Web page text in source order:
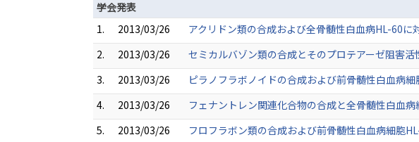
学会発表
1.
2013/03/26
アクリドン類の合成および全骨髄性白血病HL-60
2.
2013/03/26
セミカルバゾン類の合成とそのプロテアーゼ阻害
3.
2013/03/26
ピラノフラボノイドの合成および前骨髄性白血病
4.
2013/03/26
フェナントレン関連化合物の合成と全骨髄性白血
5.
2013/03/26
フロフラボン類の合成および前骨髄性白血病細胞